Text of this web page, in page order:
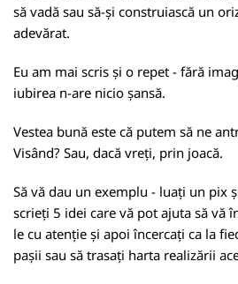
să vadă sau să-și construiască un
adevărat.
Eu am mai scris și o repet - fără
iubirea n-are nicio șansă.
Vestea bună este că putem să ne
Visând? Sau, dacă vreți, prin joacă.
Să vă dau un exemplu - luați un pix
scrieți 5 idei care vă pot ajuta să vă
le cu atenție și apoi încercați ca la
pașii sau să trasați harta realizării